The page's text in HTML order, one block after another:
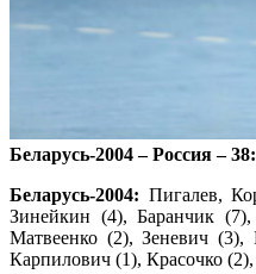
Беларусь-2004 – Россия –
Беларусь-2004: Пигалев,
Зинейкин (4), Баранчик
Матвеенко (2), Зеневич
Карпилович (1), Красочко